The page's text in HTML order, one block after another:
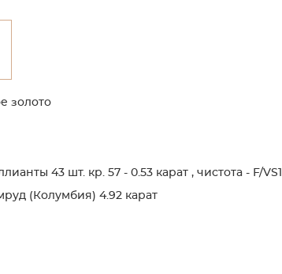
золото
43 шт. кр. 57 - 0.53 карат , чистота - F/VS1
(Колумбия) 4.92 карат